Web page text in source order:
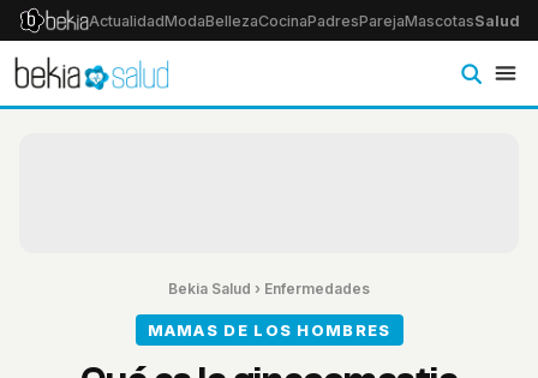
ActualidadModaBellezaCocinaPadresParejaMascotasSalud
Bekia Salud › Enfermedades
MAMAS DE LOS HOMBRES